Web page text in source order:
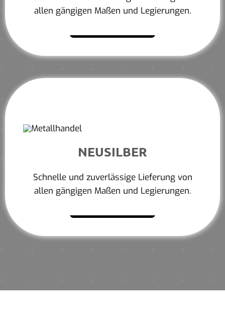
allen gängigen Maßen und Legierungen.
NEUSILBER
Schnelle und zuverlässige Lieferung von
allen gängigen Maßen und Legierungen.